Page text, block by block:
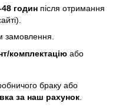
годин після отримання
замовлення.
комплектацію або
браку або
за наш рахунок